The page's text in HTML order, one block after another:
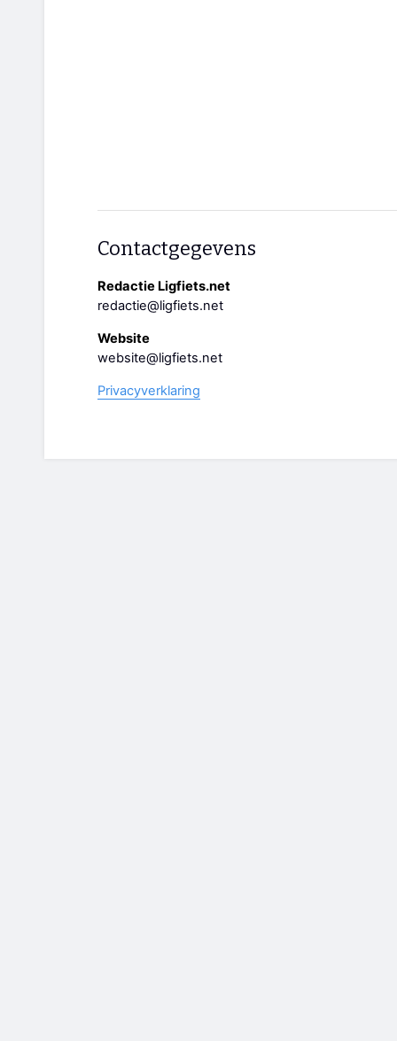
Contactgegevens
Redactie Ligfiets.net
redactie@ligfiets.net
Website
website@ligfiets.net
Privacyverklaring